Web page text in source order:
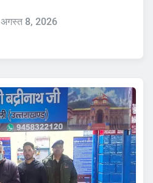
अगस्त 8, 2026